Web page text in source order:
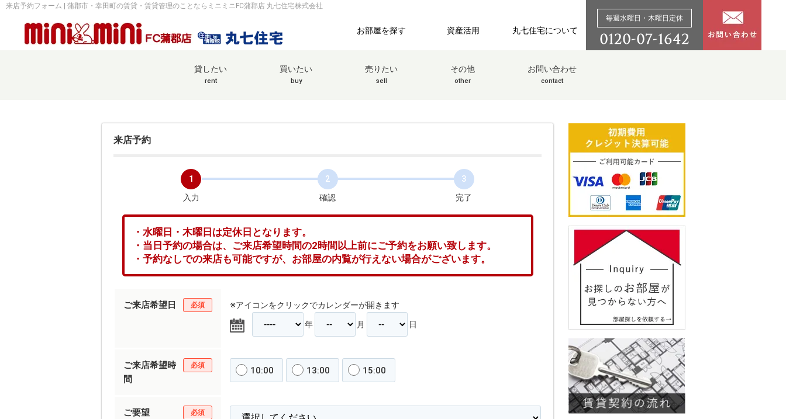
来店予約フォーム | 蒲郡市・幸田町の賃貸・賃貸管理のことならミニミニFC蒲郡店 丸七住宅株式会社
お部屋を探す 資産活用 丸七住宅について
毎週水曜日・木曜日定休
貸したい
rent
買いたい
buy
売りたい
sell
その他
other
お問い合わせ
contact
来店予約
1
入力
2
確認
3
完了
・水曜日・木曜日は定休日となります。
・当日予約の場合は、ご来店希望時間の2時間以上前にご予約をお願い致します。
・予約なしでの来店も可能ですが、お部屋の内覧が行えない場合がございます。
ご来店希望日 必須 ※アイコンをクリックでカレンダーが開きます
年 月 日
ご来店希望時
間
必須 10:00 13:00 15:00
ご要望 必須